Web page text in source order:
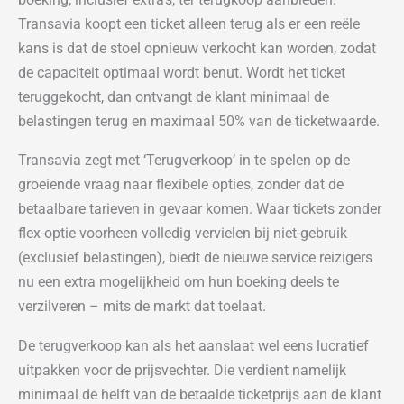
Transavia koopt een ticket alleen terug als er een reële
kans is dat de stoel opnieuw verkocht kan worden, zodat
de capaciteit optimaal wordt benut. Wordt het ticket
teruggekocht, dan ontvangt de klant minimaal de
belastingen terug en maximaal 50% van de ticketwaarde.
Transavia zegt met ‘Terugverkoop’ in te spelen op de
groeiende vraag naar flexibele opties, zonder dat de
betaalbare tarieven in gevaar komen. Waar tickets zonder
flex-optie voorheen volledig vervielen bij niet-gebruik
(exclusief belastingen), biedt de nieuwe service reizigers
nu een extra mogelijkheid om hun boeking deels te
verzilveren – mits de markt dat toelaat.
De terugverkoop kan als het aanslaat wel eens lucratief
uitpakken voor de prijsvechter. Die verdient namelijk
minimaal de helft van de betaalde ticketprijs aan de klant